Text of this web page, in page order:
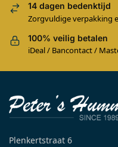
14 dagen bedenktijd
Zorgvuldige verpakking
100% veilig betalen
iDeal / Bancontact /
Plenkertstraat 6